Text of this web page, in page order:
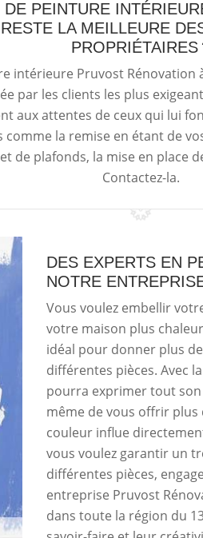
DE PEINTURE
LA MEILLEURE
PROPRIÉTAIRES
intérieure Pruvost Rénovation
par les clients les plus
aux attentes de ceux qui lui
la remise en étant de
de plafonds, la mise en place
Contactez-la.
DES EXPERTS EN
NOTRE
Vous voulez embellir
votre maison plus
idéal pour donner plus
différentes pièces. Avec
pourra exprimer tout
même de vous offrir plus
couleur influe
vous voulez garantir un
différentes pièces,
entreprise Pruvost
dans toute la région du